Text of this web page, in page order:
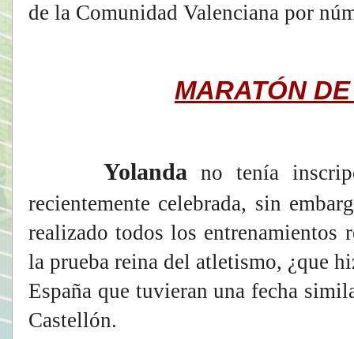
de la Comunidad Valenciana por
MARATÓN
Yolanda no tenía
recientemente celebrada, sin
realizado todos los entrenamientos
la prueba reina del atletismo, ¿que
España que tuvieran una fecha
Castellón.